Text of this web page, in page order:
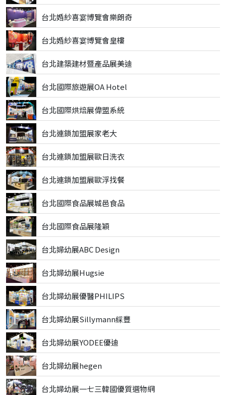
台北婚紗喜宴博覽會樂朗奇
台北婚紗喜宴博覽會皇樓
台北建築建材暨產品展美迪
台北國際旅遊展OA Hotel
台北國際烘焙展偉盟系統
台北連鎖加盟展家老大
台北連鎖加盟展歐日洗衣
台北連鎖加盟展歐浮找餐
台北國際食品展城邑食品
台北國際食品展隆穎
台北婦幼展ABC Design
台北婦幼展Hugsie
台北婦幼展優醫PHILIPS
台北婦幼展Sillymann綵豐
台北婦幼展YODEE優迪
台北婦幼展hegen
台北婦幼展一七三韓國優質選物網